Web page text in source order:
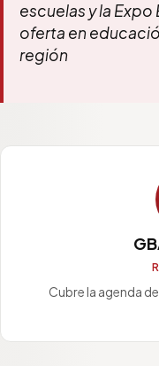
escuelas y la
oferta en
región
Cubre la agenda